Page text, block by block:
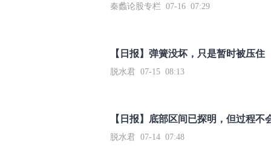
秦蠡论股专栏 07-16 07:29
【日报】弹簧没坏，只是暂时被压住
脱水君 07-15 08:13
【日报】底部区间已探明，但过程不
脱水君 07-14 07:48